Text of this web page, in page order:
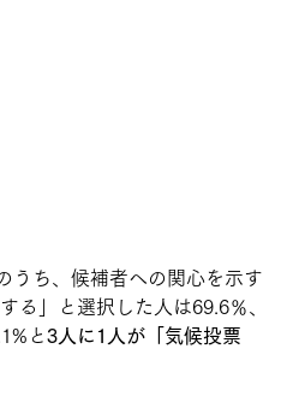
うち、候補者への関心を示す
る」と選択した人は69.6％、
と3人に1人が「気候投票